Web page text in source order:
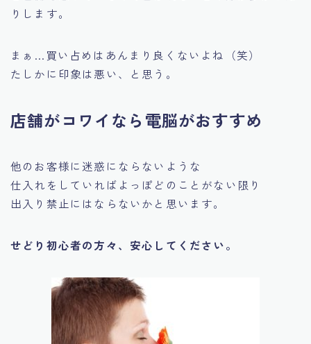
りします。
まぁ…買い占めはあんまり良くないよね（笑）
たしかに印象は悪い、と思う。
店舗がコワイなら電脳がおすすめ
他のお客様に迷惑にならないような
仕入れをしていればよっぽどのことがない限り
出入り禁止にはならないかと思います。
せどり初心者の方々、安心してください。